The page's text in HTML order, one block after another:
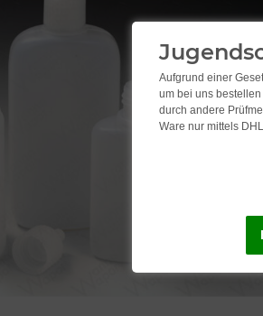
Aufgrund einer
um bei uns
durch andere
Ware nur mittels